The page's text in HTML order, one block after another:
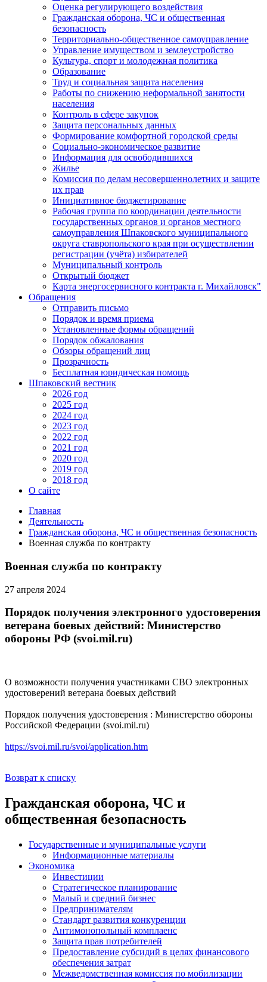
Оценка регулирующего воздействия
Гражданская оборона, ЧС и общественная
безопасность
Территориально-общественное самоуправление
Управление имуществом и землеустройство
Культура, спорт и молодежная политика
Образование
Труд и социальная защита населения
Работы по снижению неформальной занятости
населения
Контроль в сфере закупок
Защита персональных данных
Формирование комфортной городской среды
Социально-экономическое развитие
Информация для освободившихся
Жилье
Комиссия по делам несовершеннолетних и защите
их прав
Инициативное бюджетирование
Рабочая группа по координации деятельности
государственных органов и органов местного
самоуправления Шпаковского муниципального
округа ставропольского края при осуществлении
регистрации (учёта) избирателей
Муниципальный контроль
Открытый бюджет
Карта энергосервисного контракта г. Михайловск"
Обращения
Отправить письмо
Порядок и время приема
Установленные формы обращений
Порядок обжалования
Обзоры обращений лиц
Прозрачность
Бесплатная юридическая помощь
Шпаковский вестник
2026 год
2025 год
2024 год
2023 год
2022 год
2021 год
2020 год
2019 год
2018 год
О сайте
Главная
Деятельность
Гражданская оборона, ЧС и общественная безопасность
Военная служба по контракту
Военная служба по контракту
27 апреля 2024
Порядок получения электронного удостоверения
ветерана боевых действий: Министерство
обороны РФ (svoi.mil.ru)
О возможности получения участниками СВО электронных
удостоверений ветерана боевых действий
Порядок получения удостоверения : Министерство обороны
Российской Федерации (svoi.mil.ru)
https://svoi.mil.ru/svoi/application.htm
Возврат к списку
Гражданская оборона, ЧС и
общественная безопасность
Государственные и муниципальные услуги
Информационные материалы
Экономика
Инвестиции
Стратегическое планирование
Малый и средний бизнес
Предпринимателям
Стандарт развития конкуренции
Антимонопольный комплаенс
Защита прав потребителей
Предоставление субсидий в целях финансового
обеспечения затрат
Межведомственная комиссия по мобилизации